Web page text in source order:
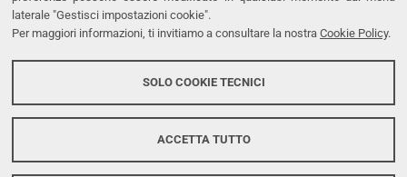
laterale "Gestisci impostazioni cookie".
Per maggiori informazioni, ti invitiamo a consultare la nostra Cookie Policy.
SOLO COOKIE TECNICI
ACCETTA TUTTO
LINKS
Dichiarazione di accessibilità
Protezione dati personali